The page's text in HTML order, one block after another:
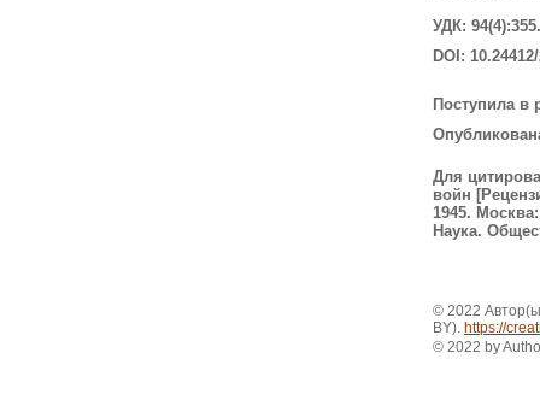
УДК:
DOI:
Поступила в
Для
войн
1945.
Наука.
© 2022
BY). https://
© 2022 by